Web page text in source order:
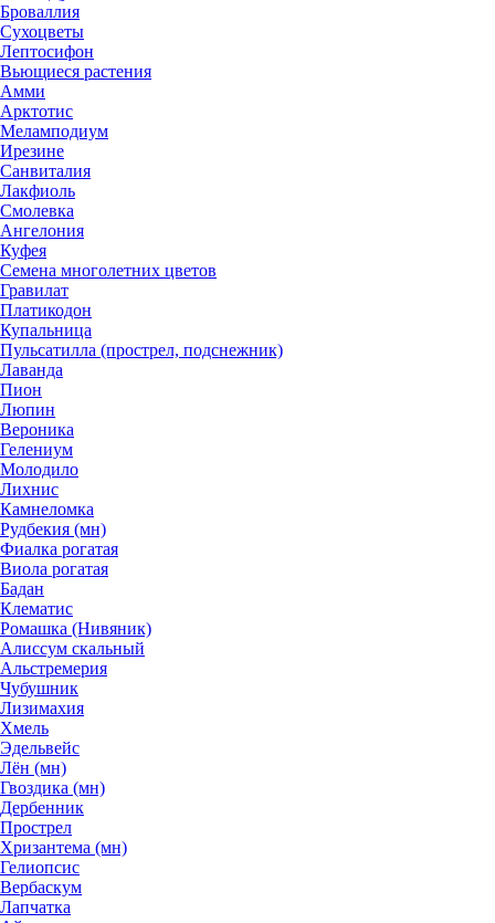
Броваллия
Сухоцветы
Лептосифон
Вьющиеся растения
Амми
Арктотис
Меламподиум
Ирезине
Санвиталия
Лакфиоль
Смолевка
Ангелония
Куфея
Семена многолетних цветов
Гравилат
Платикодон
Купальница
Пульсатилла (прострел, подснежник)
Лаванда
Пион
Люпин
Вероника
Гелениум
Молодило
Лихнис
Камнеломка
Рудбекия (мн)
Фиалка рогатая
Виола рогатая
Бадан
Клематис
Ромашка (Нивяник)
Алиссум скальный
Альстремерия
Чубушник
Лизимахия
Хмель
Эдельвейс
Лён (мн)
Гвоздика (мн)
Дербенник
Прострел
Хризантема (мн)
Гелиопсис
Вербаскум
Лапчатка